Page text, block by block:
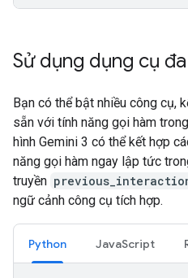
Sử dụng dụng cụ
Bạn có thể bật nhiều công cụ,
sẵn với tính năng gọi hàm
hình Gemini 3 có thể kết hợp
năng gọi hàm ngay lập tức
truyền
ngữ cảnh công cụ tích hợp.
Python JavaScript